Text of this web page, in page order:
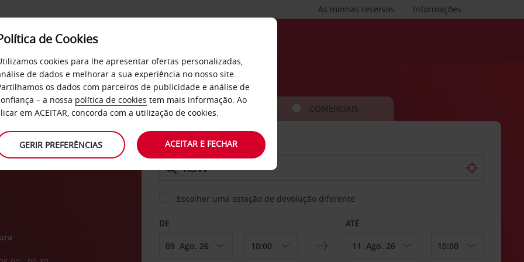
Informações
As minhas reservas
SERVIÇOS EMPRESAS
de
CARRO COMERCIAIS
LEVANTAR EM
Escolher uma estação de devolução diferente
DE ATÉ
de Cookies
cookies para lhe apresentar ofertas personalizadas,
de dados e melhorar a sua experiência no nosso site.
os dados com parceiros de publicidade e análise de
– a nossa política de cookies tem mais informação. Ao
em ACEITAR, concorda com a utilização de cookies.
GERIR PREFERÊNCIAS ACEITAR E FECHAR